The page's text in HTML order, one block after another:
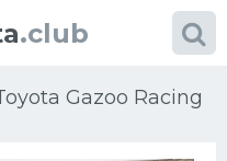
.club
Gazoo Racing